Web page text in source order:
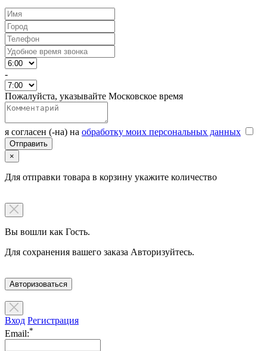
-
Пожалуйста, указывайте Московское время
я согласен (-на) на обработку моих персональных данных
×
Для отправки товара в корзину укажите количество
Вы вошли как Гость.
Для сохранения вашего заказа Авторизуйтесь.
Авторизоваться
Вход Регистрация
Email:*